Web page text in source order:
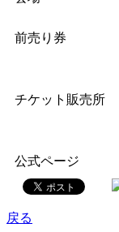
前売り券
チケット販売所
公式ページ
戻る